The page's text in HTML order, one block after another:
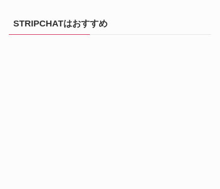
STRIPCHATはおすすめ